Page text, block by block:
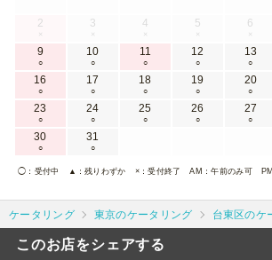
2
×
3
×
4
×
5
×
6
×
9
○
10
○
11
○
12
○
13
○
16
○
17
○
18
○
19
○
20
○
23
○
24
○
25
○
26
○
27
○
30
○
31
○
◯ ：受付中 ▲ ：残りわずか ×：受付終了 AM ：午前のみ可 PM
ケータリング 東京のケータリング 台東区のケ
このお店をシェアする